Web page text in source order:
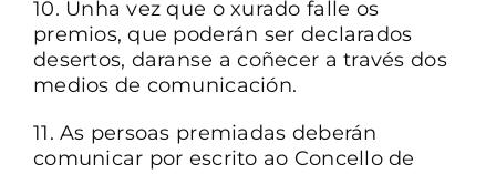
10. Unha vez que o xurado falle os
premios, que poderán ser declarados
desertos, daranse a coñecer a través dos
medios de comunicación.
11. As persoas premiadas deberán
comunicar por escrito ao Concello de